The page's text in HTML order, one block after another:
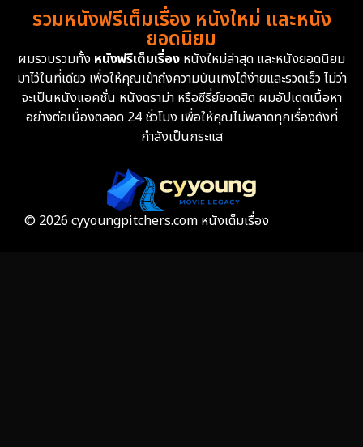
Family ครอบครัว 359
Fantasy จินตนาการ 319
Fiction 9
รวมหนังฟรีเต็มเรื่อง หนังใหม่ และหนัง
ยอดนิยม
ผมรวบรวมทั้ง หนังฟรีเต็มเรื่อง หนังใหม่ล่าสุด และหนังยอดนิยม
มาไว้ในที่เดียว เพื่อให้คุณเข้าถึงความบันเทิงได้ง่ายและรวดเร็ว ไม่ว่า
จะเป็นหนังแอคชั่น หนังดราม่า หรือซีรี่ย์ยอดฮิต ผมอัปเดตเนื้อหา
อย่างต่อเนื่องตลอด 24 ชั่วโมง เพื่อให้คุณไม่พลาดทุกเรื่องดังที่
กำลังเป็นกระแส
© 2026 cyyoungpitchers.com หนังเต็มเรื่อง